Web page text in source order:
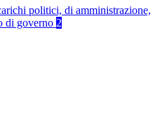
politici, di amministrazione,
di governo 2